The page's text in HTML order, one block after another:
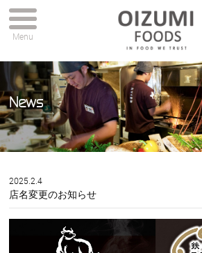
Menu
News
2025.2.4
店名変更のお知らせ